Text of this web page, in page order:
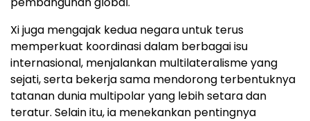
Xi juga mengajak kedua negara untuk terus
memperkuat koordinasi dalam berbagai isu
internasional, menjalankan multilateralisme yang
sejati, serta bekerja sama mendorong terbentuknya
tatanan dunia multipolar yang lebih setara dan
teratur. Selain itu, ia menekankan pentingnya